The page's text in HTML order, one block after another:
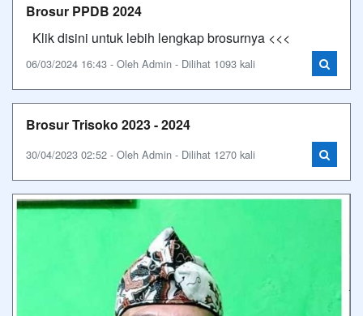
Brosur PPDB 2024
Klik disini untuk lebih lengkap brosurnya <<<
06/03/2024 16:43 - Oleh Admin - Dilihat 1093 kali
Brosur Trisoko 2023 - 2024
30/04/2023 02:52 - Oleh Admin - Dilihat 1270 kali